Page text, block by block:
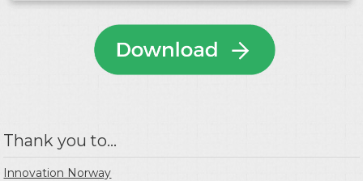
Thank you to...
Innovation Norway